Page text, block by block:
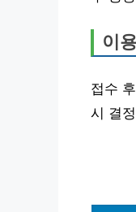
이
접수
시 결